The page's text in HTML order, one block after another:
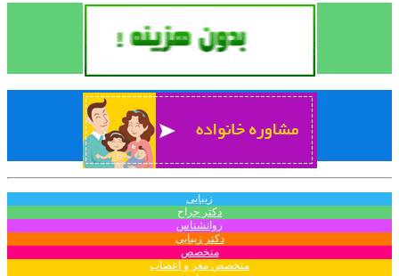
زیبایی
دکتر جراح
روانشناس
دکتر زیبایی
متخصص
متخصص مغز و اعصاب